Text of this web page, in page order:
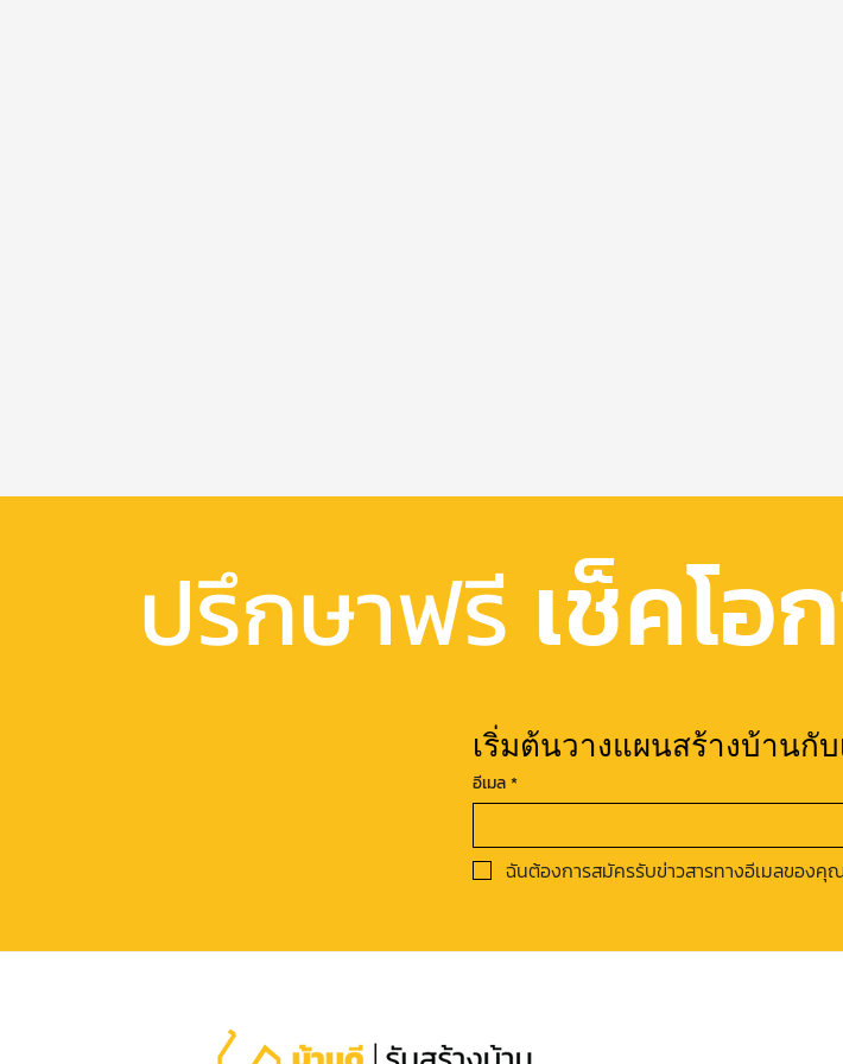
ปรึกษาฟรี เช็คโ
เริ่มต้นวางแผนสร้างบ้านกับ
อีเมล*
ฉันต้องการสมัครรับข่าวสารทางอีเมลของคุ